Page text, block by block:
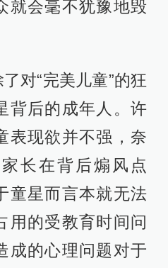
就会毫不犹豫地毁
对“完美儿童”的狂
背后的成年人。许
表现欲并不强，奈
长在背后煽风点
童星而言本就无法
用的受教育时间问
成的心理问题对于